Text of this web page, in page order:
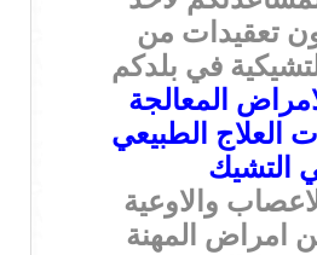
تعقيدات من
في بلدكم
المعالجة
الطبيعي
التشيك
والاوعية
امراض المهنة